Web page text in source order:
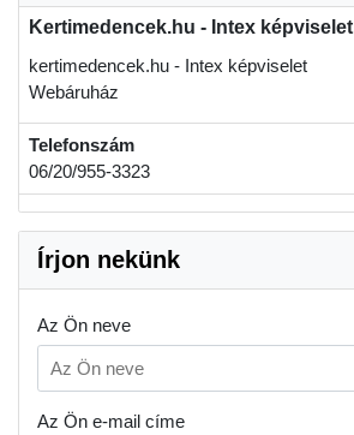
Kertimedencek.hu - Intex képviselet
kertimedencek.hu - Intex képviselet
Webáruház
Telefonszám
06/20/955-3323
Írjon nekünk
Az Ön neve
Az Ön e-mail címe